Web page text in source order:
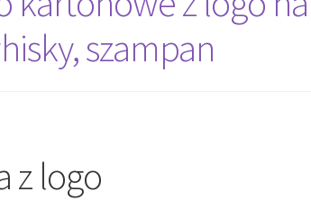
szampan
z logo